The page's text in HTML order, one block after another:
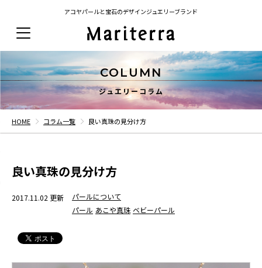
アコヤパールと宝石のデザインジュエリーブランド
COLUMN
ジュエリーコラム
HOME コラム一覧 良い真珠の見分け方
良い真珠の見分け方
2017.11.02 更新
パールについて
パール あこや真珠 ベビーパール